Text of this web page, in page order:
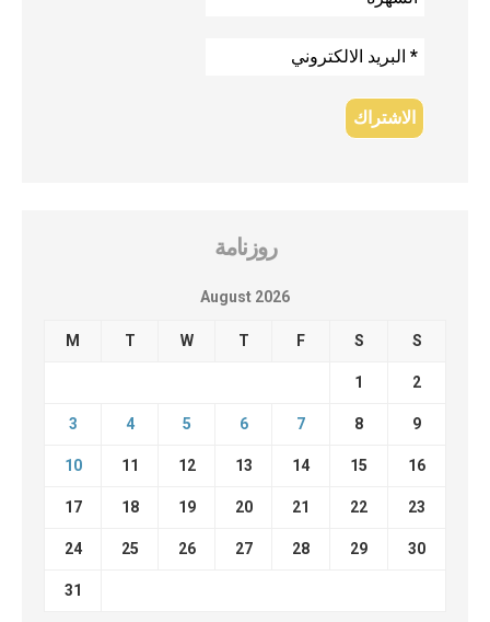
روزنامة
August 2026
M T W T F S S
1 2
3 4 5 6 7 8 9
10 11 12 13 14 15 16
17 18 19 20 21 22 23
24 25 26 27 28 29 30
31